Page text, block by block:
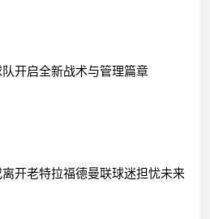
开启全新战术与管理篇章
开老特拉福德曼联球迷担忧未来